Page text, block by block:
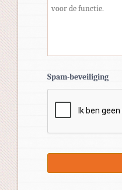
Spam-beveiliging